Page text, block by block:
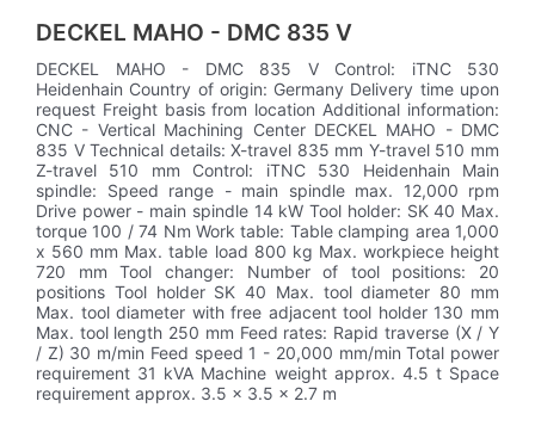
DECKEL MAHO - DMC 835 V
DECKEL MAHO - DMC 835 V Control: iTNC 530
Heidenhain Country of origin: Germany Delivery time upon
request Freight basis from location Additional information:
CNC - Vertical Machining Center DECKEL MAHO - DMC
835 V Technical details: X-travel 835 mm Y-travel 510 mm
Z-travel 510 mm Control: iTNC 530 Heidenhain Main
spindle: Speed ​​range - main spindle max. 12,000 rpm
Drive power - main spindle 14 kW Tool holder: SK 40 Max.
torque 100 / 74 Nm Work table: Table clamping area 1,000
x 560 mm Max. table load 800 kg Max. workpiece height
720 mm Tool changer: Number of tool positions: 20
positions Tool holder SK 40 Max. tool diameter 80 mm
Max. tool diameter with free adjacent tool holder 130 mm
Max. tool length 250 mm Feed rates: Rapid traverse (X / Y
/ Z) 30 m/min Feed speed 1 - 20,000 mm/min Total power
requirement 31 kVA Machine weight approx. 4.5 t Space
requirement approx. 3.5 x 3.5 x 2.7 m